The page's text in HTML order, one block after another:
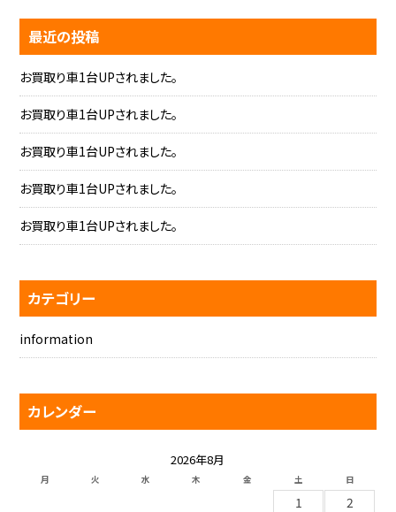
最近の投稿
お買取り車1台UPされました。
お買取り車1台UPされました。
お買取り車1台UPされました。
お買取り車1台UPされました。
お買取り車1台UPされました。
カテゴリー
information
カレンダー
2026年8月
月 火 水 木 金 土 日
1
2